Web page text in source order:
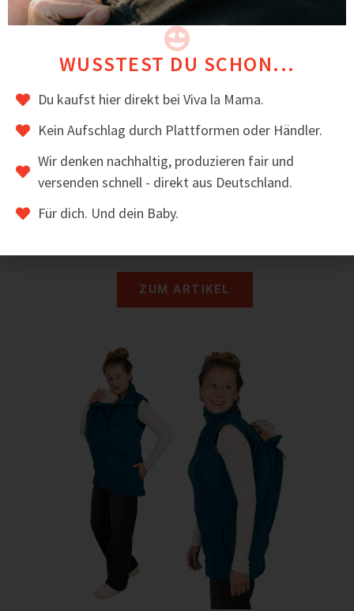
Baby-Booties aus Softshell
ZUM ARTIKEL
WUSSTEST DU SCHON...
Du kaufst hier direkt bei Viva la Mama.
Kein Aufschlag durch Plattformen oder Händler.
Wir denken nachhaltig, produzieren fair und
versenden schnell - direkt aus Deutschland.
Für dich. Und dein Baby.